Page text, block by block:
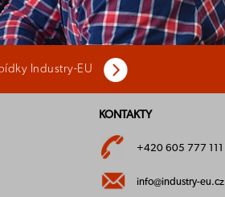
Industry-EU
KONTAKTY
+420 605 777 111
info@industry-eu.cz